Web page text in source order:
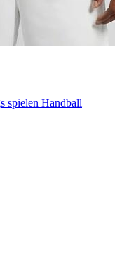
spielen Handball